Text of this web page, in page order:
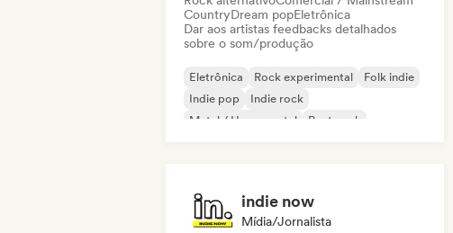
CountryDream popEletrônica
Dar aos artistas feedbacks detalhados
sobre o som/produção
Eletrônica Rock experimental
Folk indie
Indie pop
Indie rock
Metal / Heavy metal
Post punk
indie now
Mídia/Jornalista